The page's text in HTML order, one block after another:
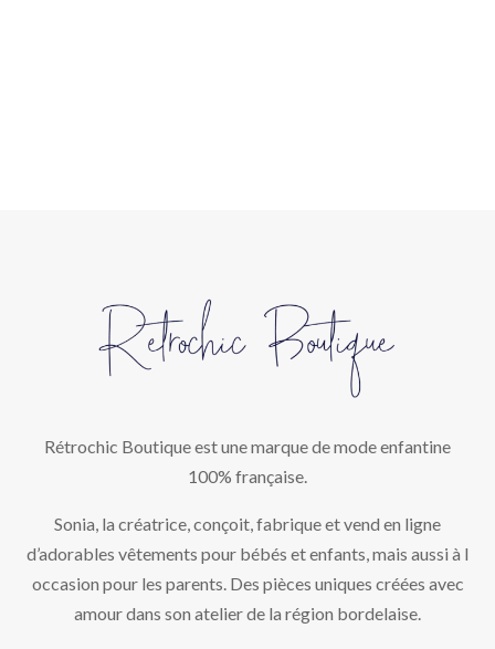
Rétrochic Boutique est une marque de mode enfantine
100% française.
Sonia, la créatrice, conçoit, fabrique et vend en ligne
d’adorables vêtements pour bébés et enfants, mais aussi à l
occasion pour les parents. Des pièces uniques créées avec
amour dans son atelier de la région bordelaise.